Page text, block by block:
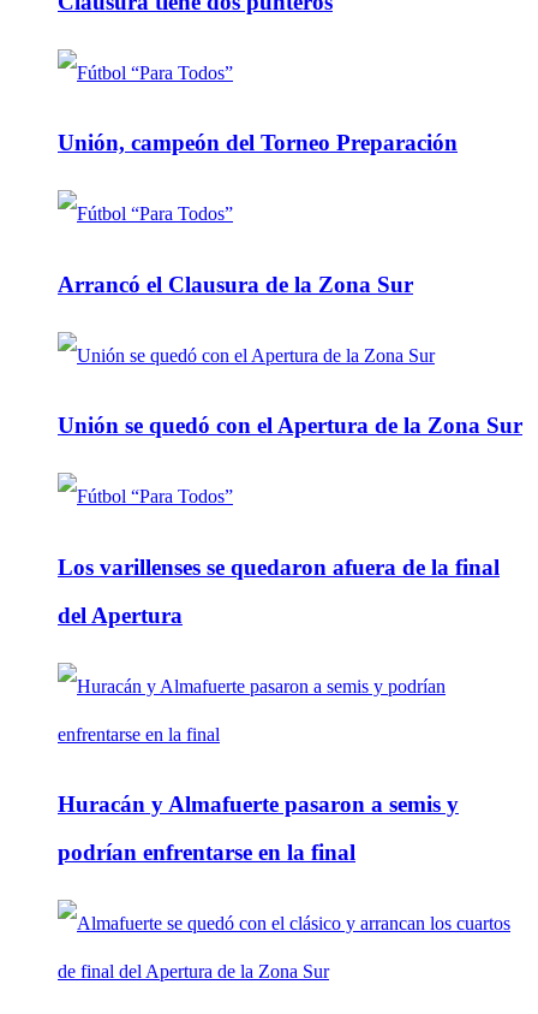
Unión, campeón del Torneo Preparación
Arrancó el Clausura de la Zona Sur
Unión se quedó con el Apertura de la Zona Sur
Los varillenses se quedaron afuera de la final
del Apertura
Huracán y Almafuerte pasaron a semis y
podrían enfrentarse en la final